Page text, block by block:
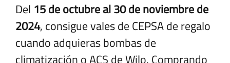
Del 15 de octubre al 30 de noviembre de
2024, consigue vales de CEPSA de regalo
cuando adquieras bombas de
climatización o ACS de Wilo. Comprando